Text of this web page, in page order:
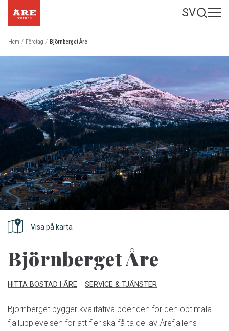
SV
Hem / Företag / Björnberget Åre
Visa på karta
Björnberget Åre
HITTA BOSTAD I ÅRE SERVICE & TJÄNSTER
Björnberget bygger kvalitativa boenden för den optimala
fjällupplevelsen för att fler ska få ta del av Årefjällens